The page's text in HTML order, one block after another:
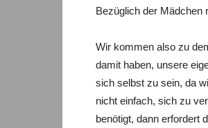
Bezüglich der Mädchen
Wir kommen also zu
damit haben, unsere
sich selbst zu sein, da
nicht einfach, sich zu
benötigt, dann erfordert